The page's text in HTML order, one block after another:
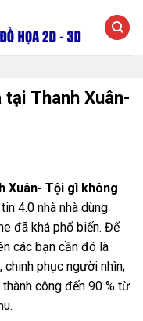
Thanh Xuân-
Xuân- Tội gì không
4.0 nhà nhà dùng
đã khá phổ biến. Để
các bạn cần đó là
chinh phục người nhìn;
công đến 90 % từ